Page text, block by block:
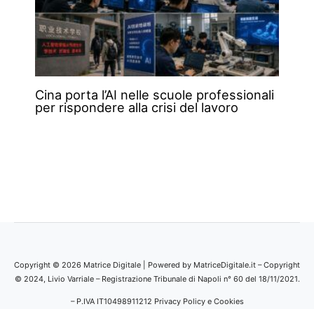
Cina porta l’AI nelle scuole professionali
per rispondere alla crisi del lavoro
Copyright © 2026 Matrice Digitale | Powered by MatriceDigitale.it – Copyright
© 2024, Livio Varriale – Registrazione Tribunale di Napoli n° 60 del 18/11/2021.
– P.IVA IT10498911212 Privacy Policy e Cookies